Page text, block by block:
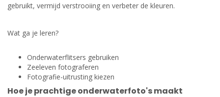
gebruikt, vermijd verstrooiing en verbeter de kleuren.
Wat ga je leren?
Onderwaterflitsers gebruiken
Zeeleven fotograferen
Fotografie-uitrusting kiezen
Hoe je prachtige onderwaterfoto's maakt